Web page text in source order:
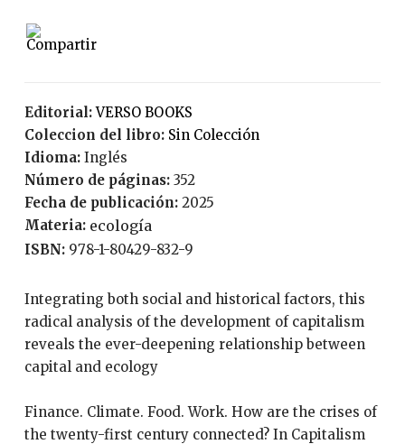
Editorial: VERSO BOOKS
Coleccion del libro:
Sin Colección
Idioma: Inglés
Número de páginas: 352
Fecha de publicación:
2025
Materia: ecología
ISBN: 978-1-80429-832-9
Integrating both social and historical factors, this
radical analysis of the development of capitalism
reveals the ever-deepening relationship between
capital and ecology
Finance. Climate. Food. Work. How are the crises of
the twenty-first century connected? In Capitalism